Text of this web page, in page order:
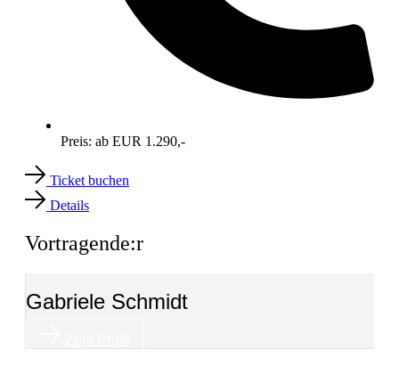
Preis: ab EUR 1.290,-
Ticket buchen
Details
Vortragende:r
Gabriele Schmidt